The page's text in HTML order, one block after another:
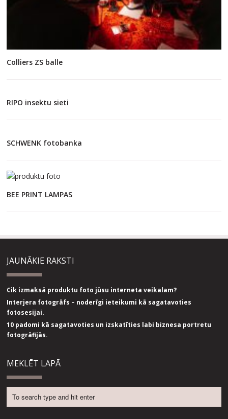
Colliers ZS balle
RIPO insektu sieti
SCHWENK fotobanka
BEE PRINT LAMPAS
JAUNĀKIE RAKSTI
Cik izmaksā produktu foto jūsu interneta veikalam?
Interjera fotogrāfs – noderīgi ieteikumi kā sagatavoties
fotosesijai.
10 padomi kā sagatavoties un izskatīties labi biznesa portretu
fotogrāfijās.
MEKLĒT LAPĀ